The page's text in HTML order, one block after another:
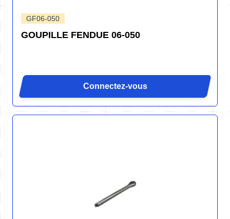
GF06-050
GOUPILLE FENDUE 06-050
Connectez-vous